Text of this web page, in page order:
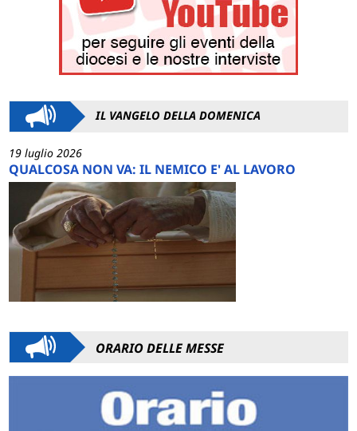
IL VANGELO DELLA DOMENICA
19 luglio 2026
QUALCOSA NON VA: IL NEMICO E' AL LAVORO
ORARIO DELLE MESSE